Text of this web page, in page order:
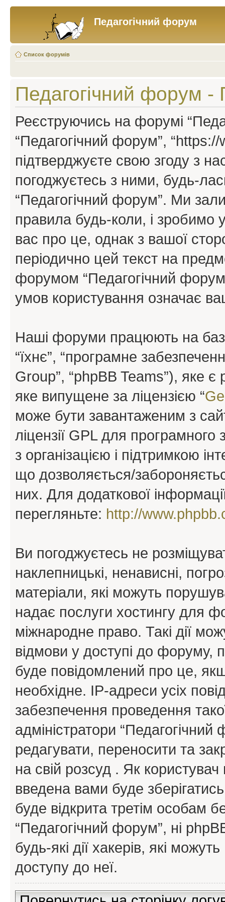
Педагогічний форум
Список форумів
Педагогічний форум
Реєструючись на форумі
“Педагогічний форум”,
підтверджуєте свою згоду з
погоджуєтесь з ними, будь-
“Педагогічний форум”. Ми
правила будь-коли, і
вас про це, однак з вашої
періодично цей текст на
форумом “Педагогічний
умов користування означає
Наші форуми працюють на
“їхнє”, “програмне
Group”, “phpBB Teams”), яке
яке випущене за ліцензією “
може бути завантаженим з
ліцензії GPL для
з організацією і підтримкою
що дозволяється/
них. Для додаткової
перегляньте: http://
Ви погоджуєтесь не
наклепницькі, ненависні,
матеріали, які можуть
надає послуги хостингу для
міжнародне право. Такі дії
відмови у доступі до форуму,
буде повідомлений про це,
необхідне. IP-адреси усіх
забезпечення проведення
адміністратори
редагувати, переносити та
на свій розсуд . Як
введена вами буде
буде відкрита третім особам
“Педагогічний форум”, ні
будь-які дії хакерів, які
доступу до неї.